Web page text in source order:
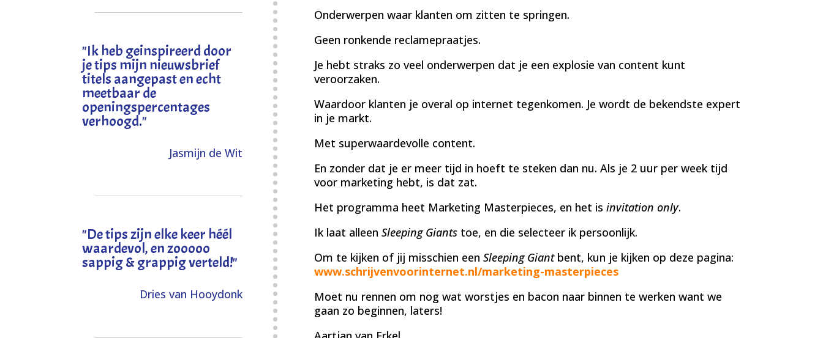
"Ik heb geinspireerd door
je tips mijn nieuwsbrief
titels aangepast en echt
meetbaar de
openingspercentages
verhoogd."
Jasmijn de Wit
"De tips zijn elke keer héél
waardevol, en zooooo
sappig & grappig verteld!"
Dries van Hooydonk
Onderwerpen waar klanten om zitten te springen.
Geen ronkende reclamepraatjes.
Je hebt straks zo veel onderwerpen dat je een explosie van content kunt
veroorzaken.
Waardoor klanten je overal op internet tegenkomen. Je wordt de bekendste expert
in je markt.
Met superwaardevolle content.
En zonder dat je er meer tijd in hoeft te steken dan nu. Als je 2 uur per week tijd
voor marketing hebt, is dat zat.
Het programma heet Marketing Masterpieces, en het is invitation only.
Ik laat alleen Sleeping Giantstoe, en die selecteer ik persoonlijk.
Om te kijken of jij misschien een Sleeping Giantbent, kun je kijken op deze pagina:
www.schrijvenvoorinternet.nl/marketing-masterpieces
Moet nu rennen om nog wat worstjes en bacon naar binnen te werken want we
gaan zo beginnen, laters!